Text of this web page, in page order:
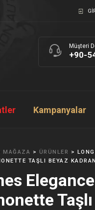
Müşteri
+90-
Kampanyalar
MAĞAZA > ÜRÜNLER >
TAŞLI BEYAZ